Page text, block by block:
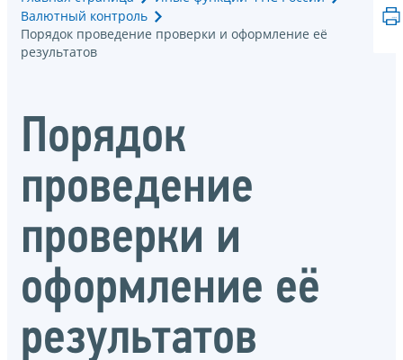
Валютный контроль
Порядок проведение проверки и оформление её
результатов
Порядок
проведение
проверки и
оформление её
результатов